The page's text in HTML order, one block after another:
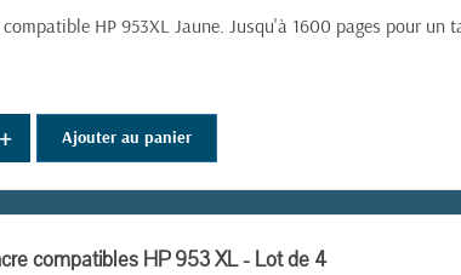
HP 953XL Jaune. Jusqu'à 1600 pages pour un
+ Ajouter au panier
compatibles HP 953 XL - Lot de 4